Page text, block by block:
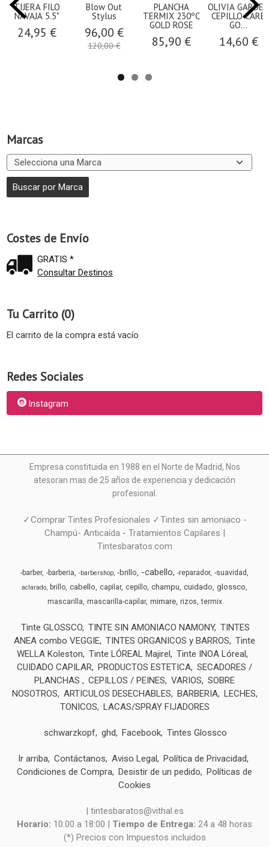
Marcas
Costes de Envío
GRATIS *
Consultar Destinos
Tu Carrito (0)
El carrito de la compra está vacío
Redes Sociales
Instagram
TIJERA FILO
NAVAJA 5.5"
24,95 €
Blow Out
Stylus
96,00 €
120,00 €
PLANCHA
TERMIX 230ºC
GOLD ROSE
85,90 €
OLIVIA GARDEN
CEPILLO CARE
GO...
14,60 €
Empresa constituida en 1988 en el Norte de Madrid, Nos
atesoran mas de 25 años de experiencia y dedicación
profesional.
✓Comprar Tintes Profesionales ✓Tintes sin amoniaco -
Champú- Anticaída - Tratamientos Capilares |
Tintesbaratos.com
-barber -barberia -barbershop -brillo -cabello -reparador -suavidad
aclarado brillo cabello capilar cepillo champu cuidado glossco
mascarilla mascarilla-capilar mimare rizos termix
Tinte GLOSSCO TINTE SIN AMONIACO NAMONY TINTES
ANEA combo VEGGIE TINTES ORGANICOS y BARROS
Tinte
WELLA Koleston
Tinte LÓREAL Majirel
Tinte INOA Lóreal
CUIDADO CAPILAR PRODUCTOS ESTETICA SECADORES /
PLANCHAS
CEPILLOS / PEINES VARIOS
SOBRE
NOSOTROS
ARTICULOS DESECHABLES BARBERIA LECHES,
TONICOS
LACAS/SPRAY FIJADORES
schwarzkopf ghd Facebook Tintes Glossco
Ir arriba Contáctanos Aviso Legal
Política de Privacidad
Condiciones de Compra Desistir de un pedido
Políticas de
Cookies
| tintesbaratos@vithal.es
Horario: 10:00 a 18:00 | Tiempo de Entrega: 24 a 48 horas
(*) Precios con Impuestos incluidos